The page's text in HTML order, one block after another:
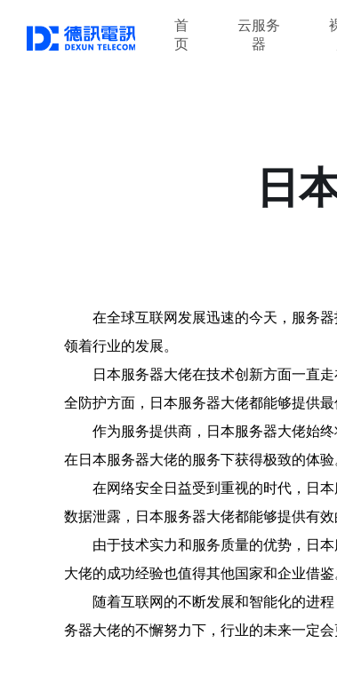
首
页
云服务
器
日
在全球互联网发展迅速的今天，服务
领着行业的发展。
日本服务器大佬在技术创新方面一直
全防护方面，日本服务器大佬都能够提供最
作为服务提供商，日本服务器大佬始
在日本服务器大佬的服务下获得极致的体验
在网络安全日益受到重视的时代，日
数据泄露，日本服务器大佬都能够提供有效
由于技术实力和服务质量的优势，日
大佬的成功经验也值得其他国家和企业借鉴
随着互联网的不断发展和智能化的进
务器大佬的不懈努力下，行业的未来一定会